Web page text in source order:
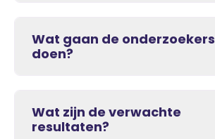
Wat gaan de onderzoekers
doen?
Wat zijn de verwachte
resultaten?